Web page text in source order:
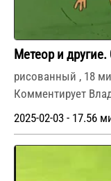
Метеор и
рисованный , 18
Комментирует
2025-02-03 - 17.56